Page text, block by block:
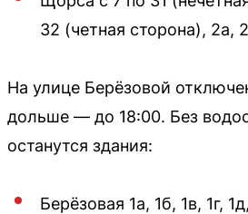
32 (четная сторона), 2а,
На улице Берёзовой
дольше — до 18:00. Без
останутся здания:
Берёзовая 1а, 1б, 1в, 1г,